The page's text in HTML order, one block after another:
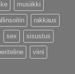
musiikki
rakkaus
sex sisustus
viini